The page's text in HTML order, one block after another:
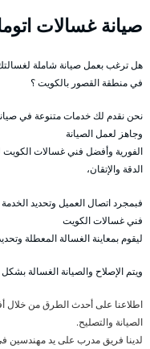
صيانة غسالات
هل ترغب بعمل صيانة شاملة
في منطقة القصور بالكويت ؟
نحن نقدم لك خدمات متنوعة في
وجاهز لعمل الصيانة
الفورية وأفضل فني غسالات الكويت
الدقة والإتقان،
فبمجرد اتصال العميل وتحديد
فني غسالات الكويت
ليقوم بمعاينة الغسالة المعطلة
ويتم الإصلاح والصيانة الغسالة
اطلاعنا على أحدث الطرق من خلال
الصيانة والتصليح.
لدينا فريق مدرب على يد مهندسين